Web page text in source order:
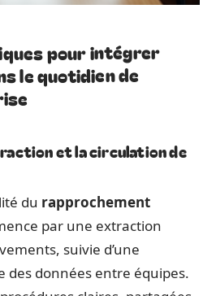
pour intégrer
le quotidien de
et la circulation de
du rapprochement
par une extraction
suivie d’une
des données entre équipes.